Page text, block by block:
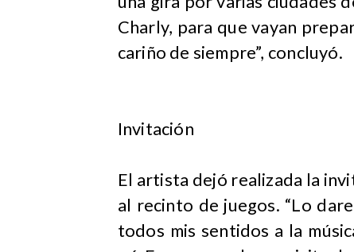
Charly, para que vayan
cariño de siempre”, concluyó.
Invitación
El artista dejó realizada la
al recinto de juegos. “Lo
todos mis sentidos a la